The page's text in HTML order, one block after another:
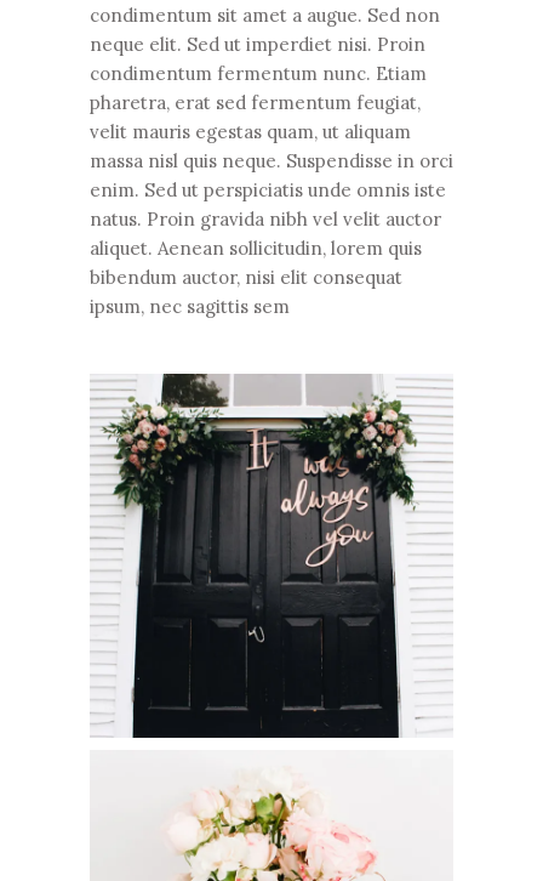
condimentum sit amet a augue. Sed non
neque elit. Sed ut imperdiet nisi. Proin
condimentum fermentum nunc. Etiam
pharetra, erat sed fermentum feugiat,
velit mauris egestas quam, ut aliquam
massa nisl quis neque. Suspendisse in orci
enim. Sed ut perspiciatis unde omnis iste
natus. Proin gravida nibh vel velit auctor
aliquet. Aenean sollicitudin, lorem quis
bibendum auctor, nisi elit consequat
ipsum, nec sagittis sem